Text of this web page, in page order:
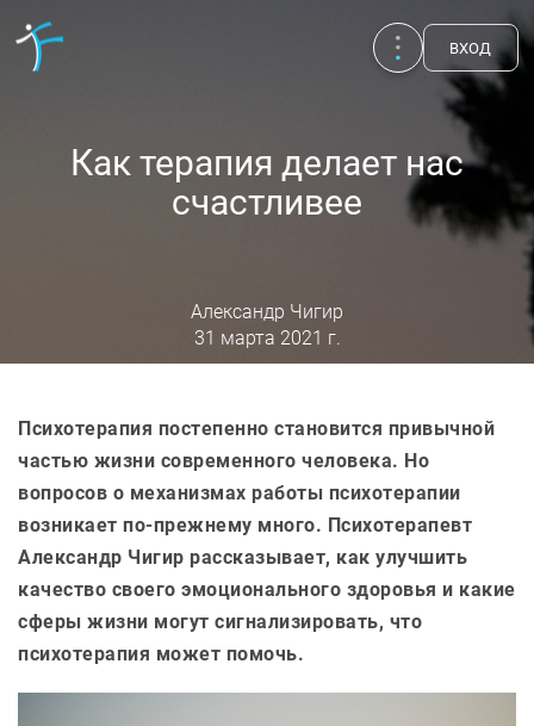
Терапевты
UAENRU
ВХОД
Как терапия делает нас
счастливее
Александр Чигир
31 марта 2021 г.
Психотерапия постепенно становится привычной
частью жизни современного человека. Но
вопросов о механизмах работы психотерапии
возникает по-прежнему много. Психотерапевт
Александр Чигир рассказывает, как улучшить
качество своего эмоционального здоровья и какие
сферы жизни могут сигнализировать, что
психотерапия может помочь.